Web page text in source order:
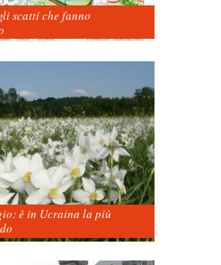
scatti che fanno
è in Ucraina la più